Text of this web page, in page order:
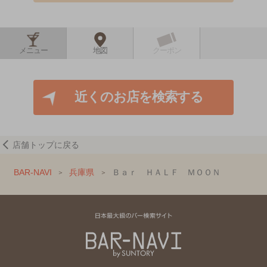
メニュー 地図
近くのお店を検索する
店舗トップに戻る
BAR-NAVI 兵庫県 Ｂａｒ ＨＡＬＦ ＭＯＯＮ